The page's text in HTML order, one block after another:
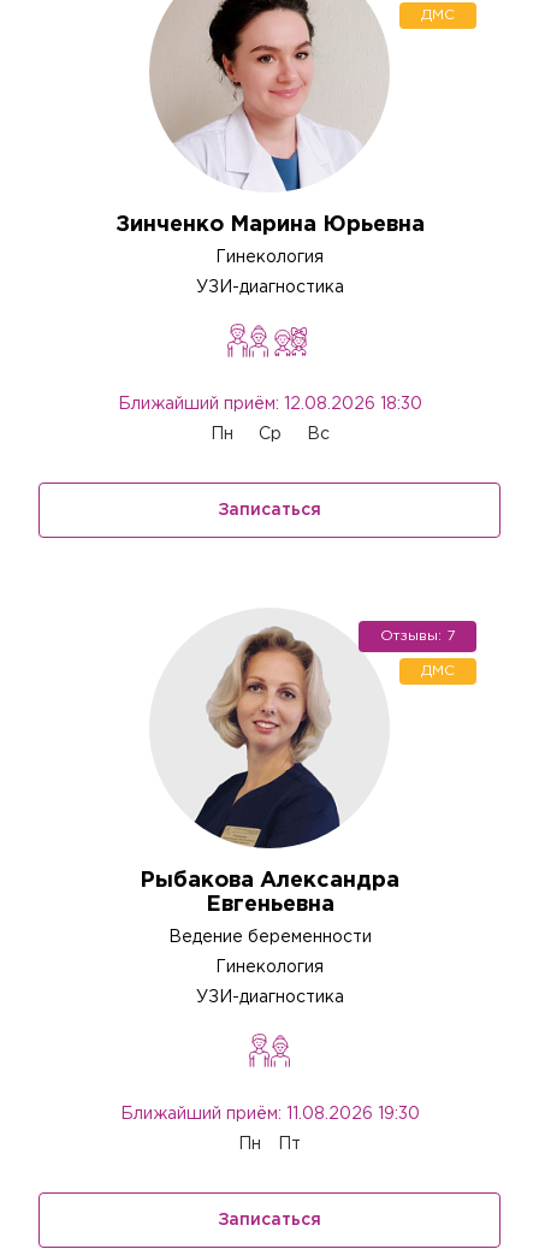
Зинченко Марина Юрьевна
Гинекология
УЗИ-диагностика
Ближайший приём: 12.08.2026 18:30
Пн Ср Вс
Записаться
ДМС
Рыбакова Александра
Евгеньевна
Ведение беременности
Гинекология
УЗИ-диагностика
Ближайший приём: 11.08.2026 19:30
Пн Пт
Записаться
Отзывы: 7
ДМС